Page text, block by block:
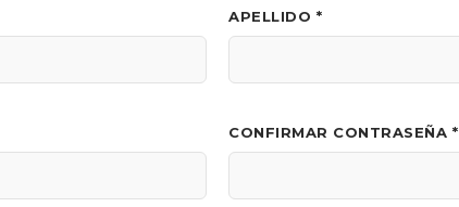
APELLIDO *
CONFIRMAR CONTRASEÑA *